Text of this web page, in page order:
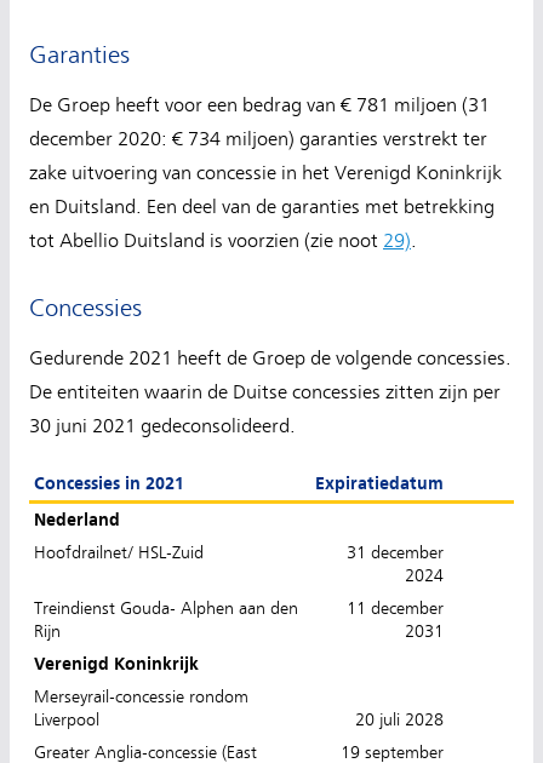
Garanties
De Groep heeft voor een bedrag van € 781 miljoen (31
december 2020: € 734 miljoen) garanties verstrekt ter
zake uitvoering van concessie in het Verenigd Koninkrijk
en Duitsland. Een deel van de garanties met betrekking
tot Abellio Duitsland is voorzien (zie noot 29).
Concessies
Gedurende 2021 heeft de Groep de volgende concessies.
De entiteiten waarin de Duitse concessies zitten zijn per
30 juni 2021 gedeconsolideerd.
Concessies in 2021
Expiratiedatum
Nederland
Hoofdrailnet/ HSL-Zuid
31 december
2024
Treindienst Gouda- Alphen aan den
Rijn
11 december
2031
Verenigd Koninkrijk
Merseyrail-concessie rondom
Liverpool
20 juli 2028
Greater Anglia-concessie (East
19 september